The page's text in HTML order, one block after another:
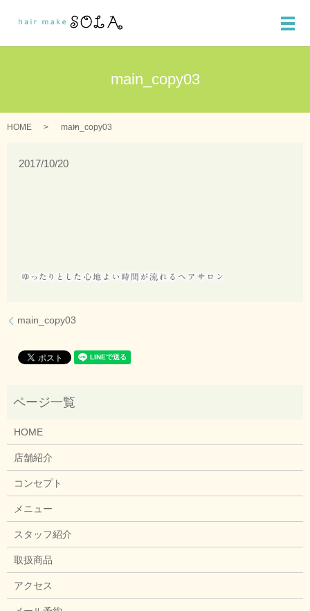
メ
main_copy03
HOME main_copy03
2017/10/20
main_copy03
HOME
店舗紹介
コンセプト
メニュー
スタッフ紹介
取扱商品
アクセス